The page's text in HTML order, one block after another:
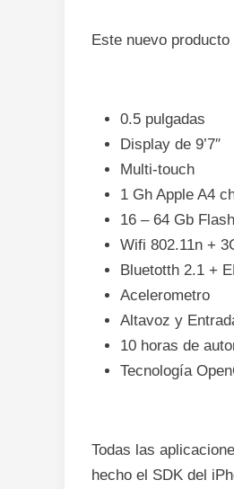
Este nuevo
0.5 pulgadas
Display de 9’7″
Multi-touch
1 Gh Apple A4
16 – 64 Gb
Wifi 802.11n +
Bluetotth 2.1 +
Acelerometro
Altavoz y
10 horas de
Tecnología
Todas las
hecho el SDK del